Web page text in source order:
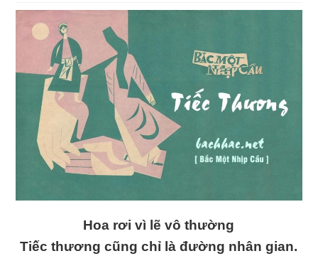
Hoa rơi vì lẽ vô thường
Tiếc thương cũng chỉ là đường nhân gian.